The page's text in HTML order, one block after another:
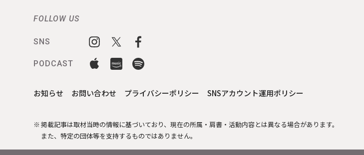
FOLLOW US
SNS
PODCAST
お知らせ お問い合わせ プライバシーポリシー SNSアカウント運用ポリシー
掲載記事は取材当時の情報に基づいており、現在の所属・肩書・活動内容とは異なる場合があります。
また、特定の団体等を支持するものではありません。